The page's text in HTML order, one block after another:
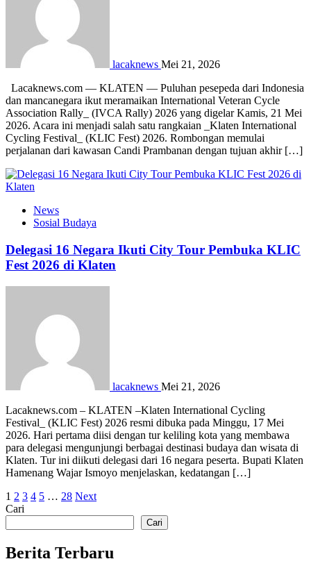
lacaknews Mei 21, 2026
Lacaknews.com — KLATEN — Puluhan pesepeda dari Indonesia
dan mancanegara ikut meramaikan International Veteran Cycle
Association Rally_ (IVCA Rally) 2026 yang digelar Kamis, 21 Mei
2026. Acara ini menjadi salah satu rangkaian _Klaten International
Cycling Festival_ (KLIC Fest) 2026. Rombongan memulai
perjalanan dari kawasan Candi Prambanan dengan tujuan akhir […]
News
Sosial Budaya
Delegasi 16 Negara Ikuti City Tour Pembuka KLIC
Fest 2026 di Klaten
lacaknews Mei 21, 2026
Lacaknews.com – KLATEN –Klaten International Cycling
Festival_ (KLIC Fest) 2026 resmi dibuka pada Minggu, 17 Mei
2026. Hari pertama diisi dengan tur keliling kota yang membawa
para delegasi mengunjungi berbagai destinasi budaya dan wisata di
Klaten. Tur ini diikuti delegasi dari 16 negara peserta. Bupati Klaten
Hamenang Wajar Ismoyo menjelaskan, kedatangan […]
Paginasi
pos
1 2 3 4 5 … 28 Next
Cari
Cari
Berita Terbaru